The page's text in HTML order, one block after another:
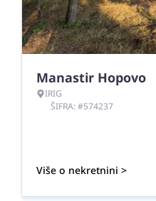
Manastir Hopovo
IRIG
ŠIFRA: #574237
Više o nekretnini >